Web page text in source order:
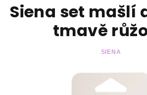
Siena set mašlí
tmavě
SIENA